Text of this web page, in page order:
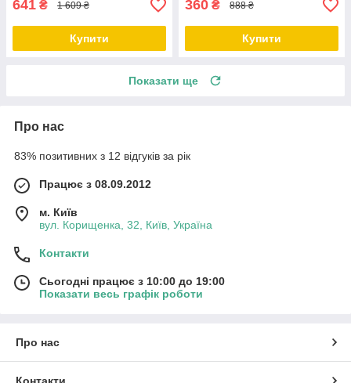
641 ₴ 1 609 ₴
Купити
360 ₴ 888 ₴
Купити
Показати ще
Про нас
83% позитивних з 12 відгуків за рік
Працює з 08.09.2012
м. Київ
вул. Корищенка, 32, Київ, Україна
Контакти
Сьогодні працює з 10:00 до 19:00
Показати весь графік роботи
Про нас